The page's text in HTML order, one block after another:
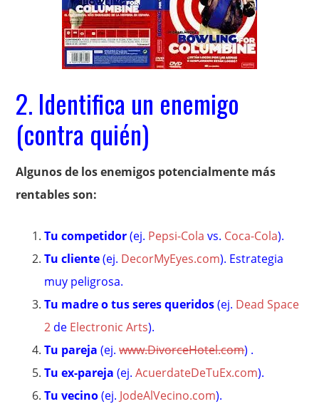
2. Identifica un enemigo
(contra quién)
Algunos de los enemigos potencialmente más
rentables son:
Tu competidor(ej. Pepsi-Cola vs. Coca-Cola).
Tu cliente(ej. DecorMyEyes.com). Estrategia
muy peligrosa.
Tu madre o tus seres queridos(ej. Dead Space
2 de Electronic Arts).
Tu pareja (ej.www.DivorceHotel.com) .
Tu ex-pareja (ej.AcuerdateDeTuEx.com).
Tu vecino(ej. JodeAlVecino.com).